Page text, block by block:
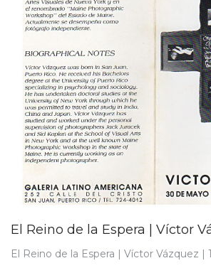
El Reino de la Espera | Víctor
El Reino de la Espera | Víctor Vázquez |